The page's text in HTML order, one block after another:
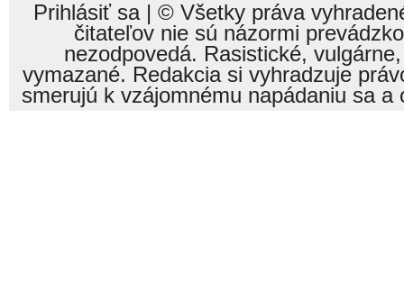
Prihlásiť sa| © Všetky práva
čitateľov nie sú názormi
nezodpovedá. Rasistické,
vymazané. Redakcia si vyhradzuje
smerujú k vzájomnému napádaniu sa